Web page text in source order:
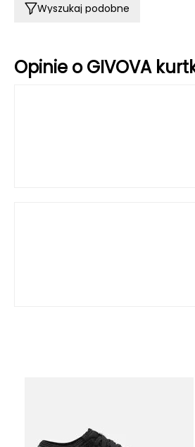
Wyszukaj podobne
Opinie o GIVOVA